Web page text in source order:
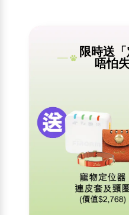
限時送「
唔怕